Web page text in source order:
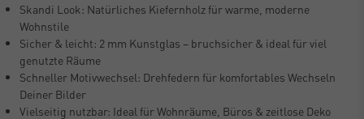
Skandi Look: Natürliches Kiefernholz für warme, moderne
Wohnstile
Sicher & leicht: 2 mm Kunstglas – bruchsicher & ideal für viel
genutzte Räume
Schneller Motivwechsel: Drehfedern für komfortables Wechseln
Deiner Bilder
Vielseitig nutzbar: Ideal für Wohnräume, Büros & zeitlose Deko